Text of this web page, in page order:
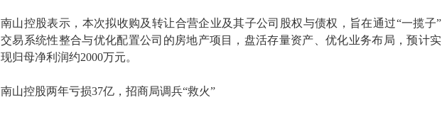
南山控股表示，本次拟收购及转让合营企业及其子公司股权与债权，旨在通过“一揽子”
交易系统性整合与优化配置公司的房地产项目，盘活存量资产、优化业务布局，预计实
现归母净利润约2000万元。
南山控股两年亏损37亿，招商局调兵“救火”